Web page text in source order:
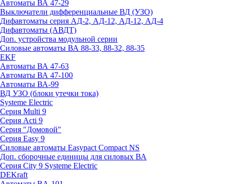
Автоматы ВА 47-29
Выключатели дифференциальные ВД (УЗО)
Дифавтоматы серия АД-2, АД-12, АД-12, АД-4
Дифавтоматы (АВДТ)
Доп. устройства модульной серии
Силовые автоматы ВА 88-33, 88-32, 88-35
EKF
Автоматы ВА 47-63
Автоматы ВА 47-100
Автоматы ВА-99
ВД УЗО (блоки утечки тока)
Systeme Electric
Серия Multi 9
Серия Acti 9
Серия "Домовой"
Серия Easy 9
Силовые автоматы Easypact Compact NS
Доп. сборочные единицы для силовых ВА
Серия City 9 Systeme Electric
DEKraft